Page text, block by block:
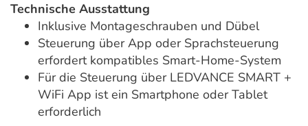
Technische Ausstattung
Inklusive Montageschrauben und Dübel
Steuerung über App oder Sprachsteuerung
erfordert kompatibles Smart-Home-System
Für die Steuerung über LEDVANCE SMART +
WiFi App ist ein Smartphone oder Tablet
erforderlich